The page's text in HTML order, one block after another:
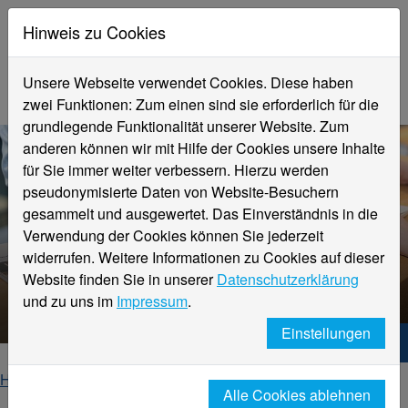
Veranstaltungsdetails
Hochschule Niederrhein. Dein Weg.
Home
Veranstaltungen
Hinweis zu Cookies
Unsere Webseite verwendet Cookies. Diese haben
zwei Funktionen: Zum einen sind sie erforderlich für die
grundlegende Funktionalität unserer Website. Zum
anderen können wir mit Hilfe der Cookies unsere Inhalte
für Sie immer weiter verbessern. Hierzu werden
pseudonymisierte Daten von Website-Besuchern
gesammelt und ausgewertet. Das Einverständnis in die
Verwendung der Cookies können Sie jederzeit
widerrufen. Weitere Informationen zu Cookies auf dieser
Website finden Sie in unsererDatenschutzerklärung
und zu uns im Impressum.
Einstellungen
Alle Cookies ablehnen